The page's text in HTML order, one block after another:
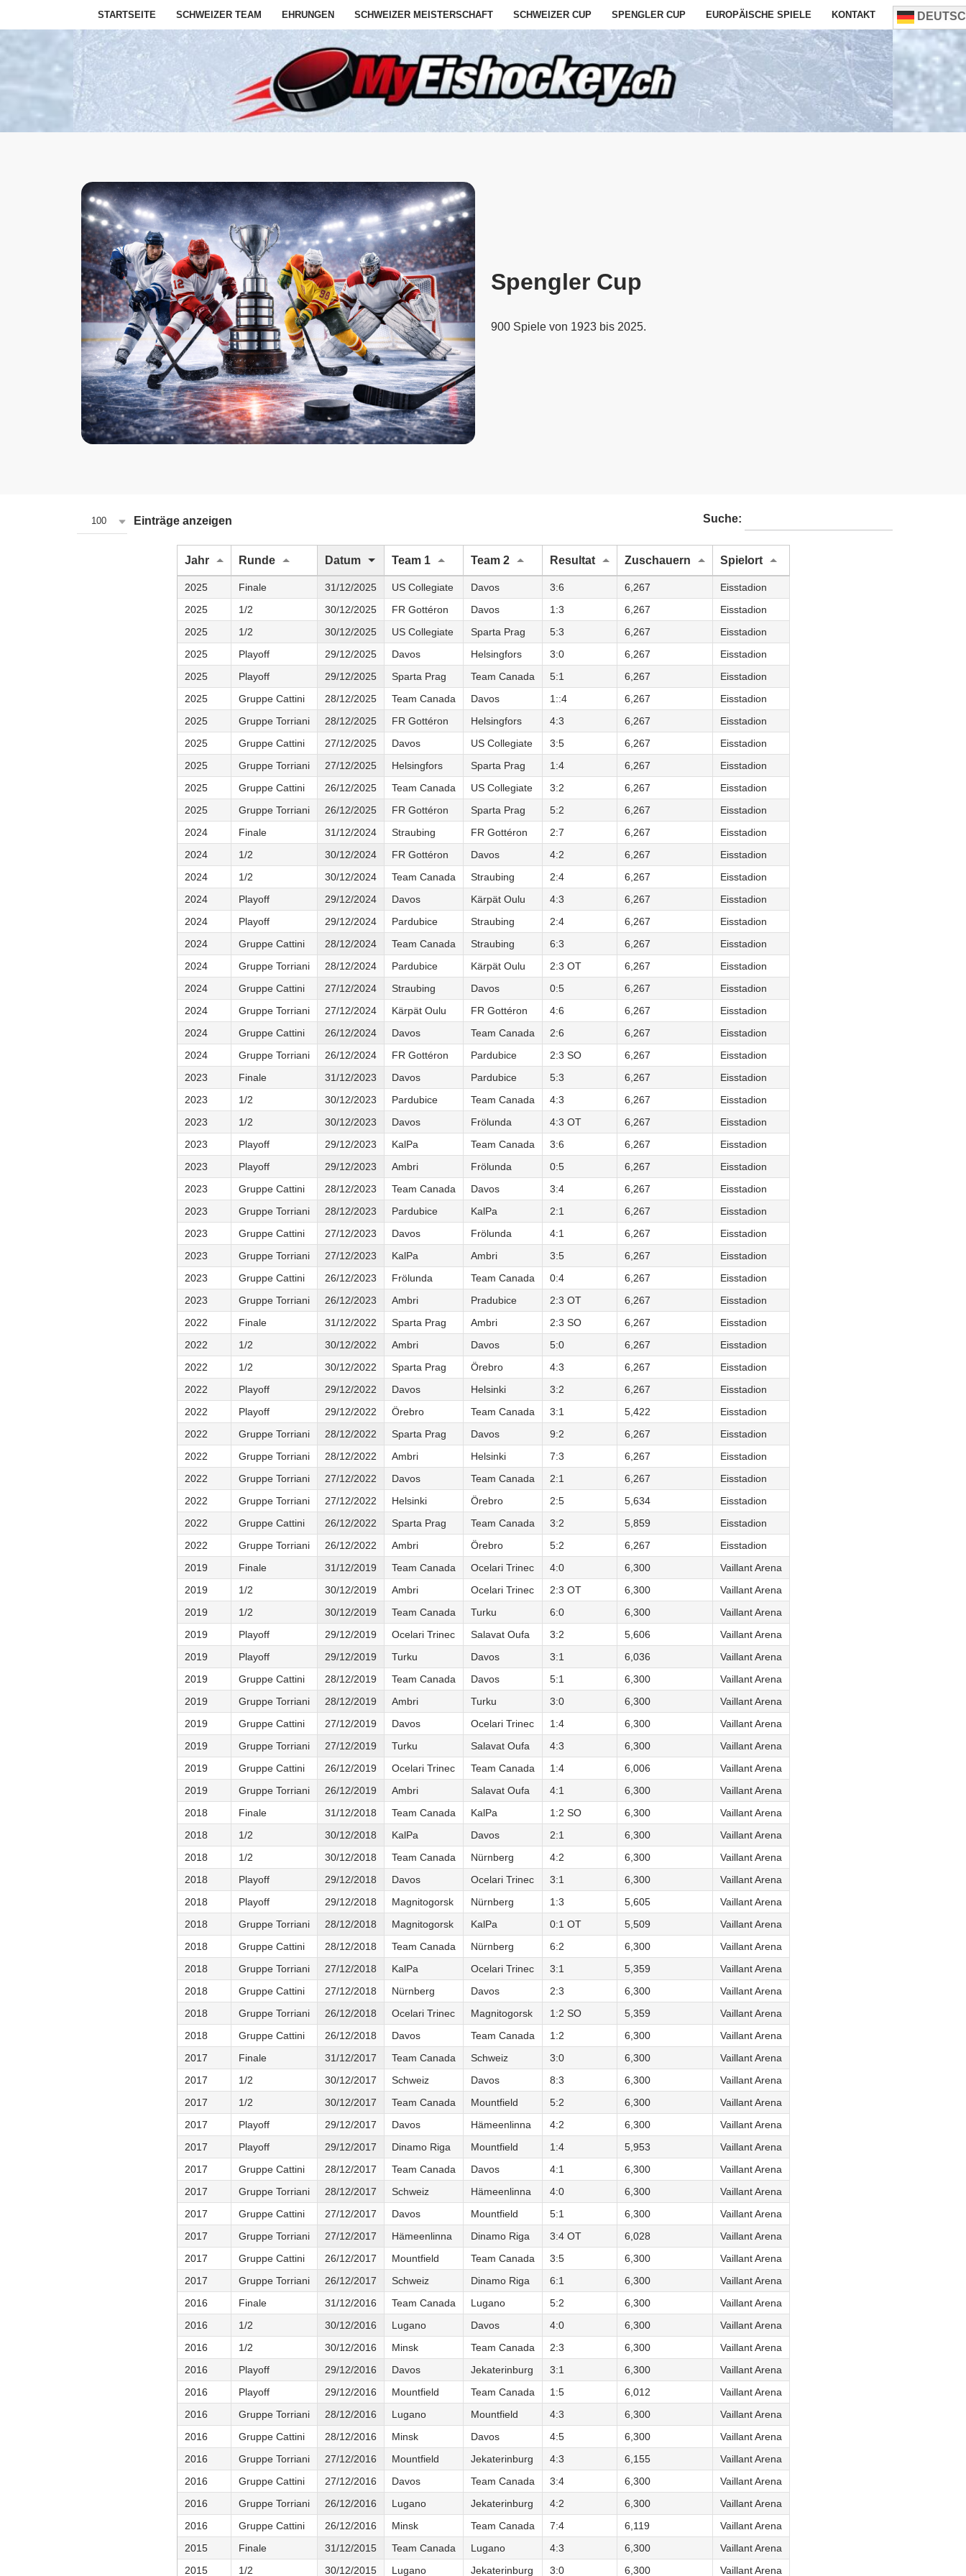
STARTSEITE SCHWEIZER TEAM EHRUNGEN SCHWEIZER MEISTERSCHAFT SCHWEIZER CUP SPENGLER CUP EUROPÄISCHE SPIELE KONTAKT
Spengler Cup
900 Spiele von 1923 bis 2025.
100 Einträge anzeigen Suche:
Jahr Runde Datum Team 1 Team 2 Resultat Zuschauern Spielort
2025 Finale 31/12/2025 US Collegiate Davos 3:6 6,267
Eisstadion
2025
1/2 30/12/2025 FR Gottéron Davos 1:3 6,267
Eisstadion
2025
1/2 30/12/2025 US Collegiate Sparta Prag 5:3 6,267
Eisstadion
2025
Playoff 29/12/2025 Davos Helsingfors 3:0 6,267
Eisstadion
2025
Playoff 29/12/2025 Sparta Prag Team Canada 5:1 6,267
Eisstadion
2025
Gruppe Cattini 28/12/2025 Team Canada Davos 1::4 6,267
Eisstadion
2025
Gruppe Torriani 28/12/2025 FR Gottéron Helsingfors 4:3 6,267
Eisstadion
2025
Gruppe Cattini 27/12/2025 Davos US Collegiate 3:5 6,267
Eisstadion
2025
Gruppe Torriani 27/12/2025 Helsingfors Sparta Prag 1:4 6,267
Eisstadion
2025
Gruppe Cattini 26/12/2025 Team Canada US Collegiate 3:2 6,267
Eisstadion
2025
Gruppe Torriani 26/12/2025 FR Gottéron Sparta Prag 5:2 6,267
Eisstadion
2024
Finale 31/12/2024 Straubing FR Gottéron 2:7 6,267
Eisstadion
2024
1/2 30/12/2024 FR Gottéron Davos 4:2 6,267
Eisstadion
2024
1/2 30/12/2024 Team Canada Straubing 2:4 6,267
Eisstadion
2024
Playoff 29/12/2024 Davos Kärpät Oulu 4:3 6,267
Eisstadion
2024
Playoff 29/12/2024 Pardubice Straubing 2:4 6,267
Eisstadion
2024
Gruppe Cattini 28/12/2024 Team Canada Straubing 6:3 6,267
Eisstadion
2024
Gruppe Torriani 28/12/2024 Pardubice Kärpät Oulu 2:3 OT 6,267
Eisstadion
2024
Gruppe Cattini 27/12/2024 Straubing Davos 0:5 6,267
Eisstadion
2024
Gruppe Torriani 27/12/2024 Kärpät Oulu FR Gottéron 4:6 6,267
Eisstadion
2024
Gruppe Cattini 26/12/2024 Davos Team Canada 2:6 6,267
Eisstadion
2024
Gruppe Torriani 26/12/2024 FR Gottéron Pardubice 2:3 SO 6,267
Eisstadion
2023
Finale 31/12/2023 Davos Pardubice 5:3 6,267
Eisstadion
2023
1/2 30/12/2023 Pardubice Team Canada 4:3 6,267
Eisstadion
2023
1/2 30/12/2023 Davos Frölunda 4:3 OT 6,267
Eisstadion
2023
Playoff 29/12/2023 KalPa Team Canada 3:6 6,267
Eisstadion
2023
Playoff 29/12/2023 Ambri Frölunda 0:5 6,267
Eisstadion
2023
Gruppe Cattini 28/12/2023 Team Canada Davos 3:4 6,267
Eisstadion
2023
Gruppe Torriani 28/12/2023 Pardubice KalPa 2:1 6,267
Eisstadion
2023
Gruppe Cattini 27/12/2023 Davos Frölunda 4:1 6,267
Eisstadion
2023
Gruppe Torriani 27/12/2023 KalPa Ambri 3:5 6,267
Eisstadion
2023
Gruppe Cattini 26/12/2023 Frölunda Team Canada 0:4 6,267
Eisstadion
2023
Gruppe Torriani 26/12/2023 Ambri Pradubice 2:3 OT 6,267
Eisstadion
2022
Finale 31/12/2022 Sparta Prag Ambri 2:3 SO 6,267
Eisstadion
2022
1/2 30/12/2022 Ambri Davos 5:0 6,267
Eisstadion
2022
1/2 30/12/2022 Sparta Prag Örebro 4:3 6,267
Eisstadion
2022
Playoff 29/12/2022 Davos Helsinki 3:2 6,267
Eisstadion
2022
Playoff 29/12/2022 Örebro Team Canada 3:1 5,422
Eisstadion
2022
Gruppe Torriani 28/12/2022 Sparta Prag Davos 9:2 6,267
Eisstadion
2022
Gruppe Torriani 28/12/2022 Ambri Helsinki 7:3 6,267
Eisstadion
2022
Gruppe Torriani 27/12/2022 Davos Team Canada 2:1 6,267
Eisstadion
2022
Gruppe Torriani 27/12/2022 Helsinki Örebro 2:5 5,634
Eisstadion
2022
Gruppe Cattini 26/12/2022 Sparta Prag Team Canada 3:2 5,859
Eisstadion
2022
Gruppe Torriani 26/12/2022 Ambri Örebro 5:2 6,267
Eisstadion
2019
Finale 31/12/2019 Team Canada Ocelari Trinec 4:0 6,300
Vaillant Arena
2019
1/2 30/12/2019 Ambri Ocelari Trinec 2:3 OT 6,300
Vaillant Arena
2019
1/2 30/12/2019 Team Canada Turku 6:0 6,300
Vaillant Arena
2019
Playoff 29/12/2019 Ocelari Trinec Salavat Oufa 3:2 5,606
Vaillant Arena
2019
Playoff 29/12/2019 Turku Davos 3:1 6,036
Vaillant Arena
2019
Gruppe Cattini 28/12/2019 Team Canada Davos 5:1 6,300
Vaillant Arena
2019
Gruppe Torriani 28/12/2019 Ambri Turku 3:0 6,300
Vaillant Arena
2019
Gruppe Cattini 27/12/2019 Davos Ocelari Trinec 1:4 6,300
Vaillant Arena
2019
Gruppe Torriani 27/12/2019 Turku Salavat Oufa 4:3 6,300
Vaillant Arena
2019
Gruppe Cattini 26/12/2019 Ocelari Trinec Team Canada 1:4 6,006
Vaillant Arena
2019
Gruppe Torriani 26/12/2019 Ambri Salavat Oufa 4:1 6,300
Vaillant Arena
2018
Finale 31/12/2018 Team Canada KalPa 1:2 SO 6,300
Vaillant Arena
2018
1/2 30/12/2018 KalPa Davos 2:1 6,300
Vaillant Arena
2018
1/2 30/12/2018 Team Canada Nürnberg 4:2 6,300
Vaillant Arena
2018
Playoff 29/12/2018 Davos Ocelari Trinec 3:1 6,300
Vaillant Arena
2018
Playoff 29/12/2018 Magnitogorsk Nürnberg 1:3 5,605
Vaillant Arena
2018
Gruppe Torriani 28/12/2018 Magnitogorsk KalPa 0:1 OT 5,509
Vaillant Arena
2018
Gruppe Cattini 28/12/2018 Team Canada Nürnberg 6:2 6,300
Vaillant Arena
2018
Gruppe Torriani 27/12/2018 KalPa Ocelari Trinec 3:1 5,359
Vaillant Arena
2018
Gruppe Cattini 27/12/2018 Nürnberg Davos 2:3 6,300
Vaillant Arena
2018
Gruppe Torriani 26/12/2018 Ocelari Trinec Magnitogorsk 1:2 SO 5,359
Vaillant Arena
2018
Gruppe Cattini 26/12/2018 Davos Team Canada 1:2 6,300
Vaillant Arena
2017
Finale 31/12/2017 Team Canada Schweiz 3:0 6,300
Vaillant Arena
2017
1/2 30/12/2017 Schweiz Davos 8:3 6,300
Vaillant Arena
2017
1/2 30/12/2017 Team Canada Mountfield 5:2 6,300
Vaillant Arena
2017
Playoff 29/12/2017 Davos Hämeenlinna 4:2 6,300
Vaillant Arena
2017
Playoff 29/12/2017 Dinamo Riga Mountfield 1:4 5,953
Vaillant Arena
2017
Gruppe Cattini 28/12/2017 Team Canada Davos 4:1 6,300
Vaillant Arena
2017
Gruppe Torriani 28/12/2017 Schweiz Hämeenlinna 4:0 6,300
Vaillant Arena
2017
Gruppe Cattini 27/12/2017 Davos Mountfield 5:1 6,300
Vaillant Arena
2017
Gruppe Torriani 27/12/2017 Hämeenlinna Dinamo Riga 3:4 OT 6,028
Vaillant Arena
2017
Gruppe Cattini 26/12/2017 Mountfield Team Canada 3:5 6,300
Vaillant Arena
2017
Gruppe Torriani 26/12/2017 Schweiz Dinamo Riga 6:1 6,300
Vaillant Arena
2016
Finale 31/12/2016 Team Canada Lugano 5:2 6,300
Vaillant Arena
2016
1/2 30/12/2016 Lugano Davos 4:0 6,300
Vaillant Arena
2016
1/2 30/12/2016 Minsk Team Canada 2:3 6,300
Vaillant Arena
2016
Playoff 29/12/2016 Davos Jekaterinburg 3:1 6,300
Vaillant Arena
2016
Playoff 29/12/2016 Mountfield Team Canada 1:5 6,012
Vaillant Arena
2016
Gruppe Torriani 28/12/2016 Lugano Mountfield 4:3 6,300
Vaillant Arena
2016
Gruppe Cattini 28/12/2016 Minsk Davos 4:5 6,300
Vaillant Arena
2016
Gruppe Torriani 27/12/2016 Mountfield Jekaterinburg 4:3 6,155
Vaillant Arena
2016
Gruppe Cattini 27/12/2016 Davos Team Canada 3:4 6,300
Vaillant Arena
2016
Gruppe Torriani 26/12/2016 Lugano Jekaterinburg 4:2 6,300
Vaillant Arena
2016
Gruppe Cattini 26/12/2016 Minsk Team Canada 7:4 6,119
Vaillant Arena
2015
Finale 31/12/2015 Team Canada Lugano 4:3 6,300
Vaillant Arena
2015
1/2 30/12/2015 Lugano Jekaterinburg 3:0 6,300 Vaillant Arena